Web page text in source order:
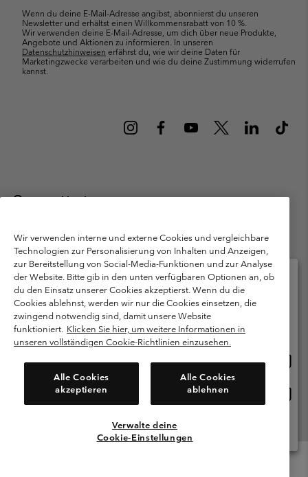
Wenn du deine E-Mail-Adresse angibst, abonnierst du unseren
Newsletter und erhältst einen Willkommensrabatt von 10 %.
Wir verwenden deine E-Mail-Adresse, um dich über neue Produkte,
Angebote und Aktionen zu informieren. In unseren
Datenschutzhinweisen erfährst du, wie wir deine Daten für
Marketingzwecke verarbeiten und wie du deine Zustimmung widerrufen
kannst.
Deutschland
München Deutschland. Alle Rechte vorbehalten.
Nutzungsbedingungen
Allgemeine Verkaufsbedingungen
Garantie
Datenschutzerklärung
Bestimmungen und Bedingungen des Mitglieder Programms
Nutzungsbedingungen Für Nutzergenerierte Inhalte
Cookies
Public CBCR
Kundenservice: Mo- Fr. 9:00 - 13:00 & 14:00- 18:00 Uhr
(+)498912081004
Wir verwenden interne und externe Cookies und vergleichbare
Technologien zur Personalisierung von Inhalten und Anzeigen,
zur Bereitstellung von Social-Media-Funktionen und zur Analyse
der Website. Bitte gib in den unten verfügbaren Optionen an, ob
du den Einsatz unserer Cookies akzeptierst. Wenn du die
Cookies ablehnst, werden wir nur die Cookies einsetzen, die
zwingend notwendig sind, damit unsere Website
funktioniert. Klicken Sie hier, um weitere Informationen in
unseren vollständigen Cookie-Richtlinien einzusehen.
Alle Cookies
akzeptieren
Alle Cookies
ablehnen
Verwalte deine
Cookie-Einstellungen
Bitte wählen Sie Ihr Lieferland und Ihre Sprache
Online-Einkauf verfügbar
Deutschland
Alle Länder Anzeigen